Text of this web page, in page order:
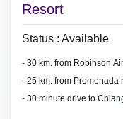
Resort
Status : Available
- 30 km. from Robinson
- 25 km. from Promenada
- 30 minute drive to